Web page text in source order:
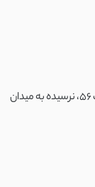
گرگان، بلوار ناهارخوران، بالاتر از عدالت ۵۶، نرسیده به میدان